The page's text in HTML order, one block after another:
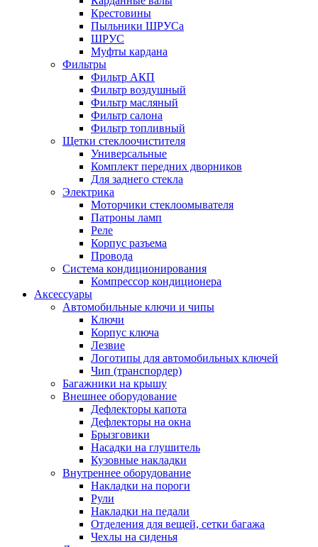
Крестовины
Пыльники ШРУСа
ШРУС
Муфты кардана
Фильтры
Фильтр АКП
Фильтр воздушный
Фильтр масляный
Фильтр салона
Фильтр топливный
Щетки стеклоочистителя
Универсальные
Комплект передних дворников
Для заднего стекла
Электрика
Моторчики стеклоомывателя
Патроны ламп
Реле
Корпус разъема
Провода
Система кондиционирования
Компрессор кондиционера
Аксессуары
Автомобильные ключи и чипы
Ключи
Корпус ключа
Лезвие
Логотипы для автомобильных ключей
Чип (транспордер)
Багажники на крышу
Внешнее оборудование
Дефлекторы капота
Дефлекторы на окна
Брызговики
Насадки на глушитель
Кузовные накладки
Внутреннее оборудование
Накладки на пороги
Рули
Накладки на педали
Отделения для вещей, сетки багажа
Чехлы на сиденья